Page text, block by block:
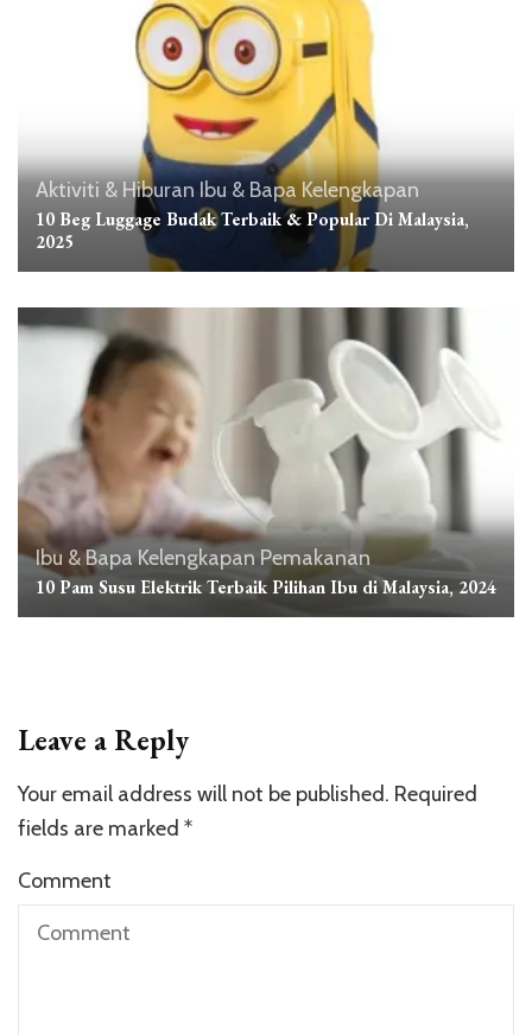
Aktiviti & Hiburan Ibu & Bapa Kelengkapan
10 Beg Luggage Budak Terbaik & Popular Di Malaysia,
2025
Ibu & BapaKelengkapan Pemakanan
10 Pam Susu Elektrik Terbaik Pilihan Ibu di Malaysia, 2024
Leave a Reply
Your email address will not be published. Required
fields are marked *
Comment